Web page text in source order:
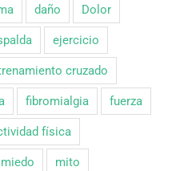
daño Dolor
ejercicio
cruzado
fibromialgia fuerza
física
miedo mito